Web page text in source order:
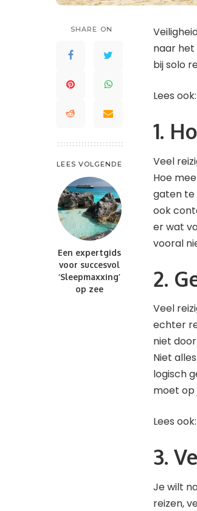
Saint-Barthélemy
St. Kitts en Nevis
Trinidad en Tobago
Turks- en Caicoseilanden
SHARE ON
LEES VOLGENDE
Een expertgids
voor succesvol
‘Sleepmaxxing’
op zee
naar het
bij solo
Lees ook:
1.
Veel
Hoe
gaten te
ook
er wat
vooral
2.
Veel
echter
niet
Niet
logisch
moet op
Lees ook:
3.
Je wilt
reizen,